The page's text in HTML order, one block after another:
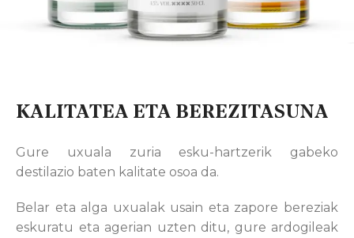
KALITATEA ETA BEREZITASUNA
Gure uxuala zuria esku-hartzerik gabeko
destilazio baten kalitate osoa da.
Belar eta alga uxualak usain eta zapore bereziak
eskuratu eta agerian uzten ditu, gure ardogileak